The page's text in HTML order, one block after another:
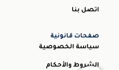
اتصل بنا
صفحات قانونية
سياسة الخصوصية
الشروط والأحكام